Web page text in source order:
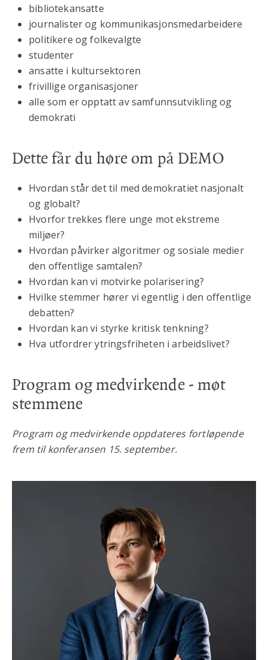
bibliotekansatte
journalister og kommunikasjonsmedarbeidere
politikere og folkevalgte
studenter
ansatte i kultursektoren
frivillige organisasjoner
alle som er opptatt av samfunnsutvikling og
demokrati
Dette får du høre om på DEMO
Hvordan står det til med demokratiet nasjonalt
og globalt?
Hvorfor trekkes flere unge mot ekstreme
miljøer?
Hvordan påvirker algoritmer og sosiale medier
den offentlige samtalen?
Hvordan kan vi motvirke polarisering?
Hvilke stemmer hører vi egentlig i den offentlige
debatten?
Hvordan kan vi styrke kritisk tenkning?
Hva utfordrer ytringsfriheten i arbeidslivet?
Program og medvirkende - møt
stemmene
Program og medvirkende oppdateres fortløpende
frem til konferansen 15. september.